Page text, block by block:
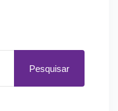
Pesquisar